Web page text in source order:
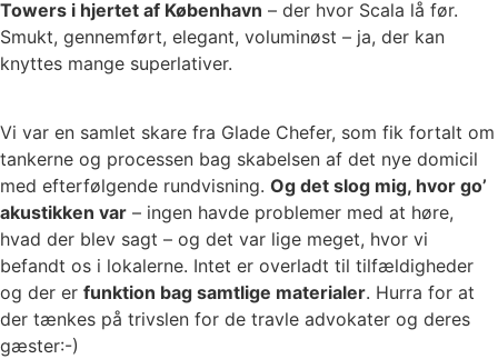
Towers i hjertet af København – der hvor Scala lå før.
Smukt, gennemført, elegant, voluminøst – ja, der kan
knyttes mange superlativer.
Vi var en samlet skare fra Glade Chefer, som fik fortalt om
tankerne og processen bag skabelsen af det nye domicil
med efterfølgende rundvisning. Og det slog mig, hvor go’
akustikken var – ingen havde problemer med at høre,
hvad der blev sagt – og det var lige meget, hvor vi
befandt os i lokalerne. Intet er overladt til tilfældigheder
og der er funktion bag samtlige materialer. Hurra for at
der tænkes på trivslen for de travle advokater og deres
gæster:-)